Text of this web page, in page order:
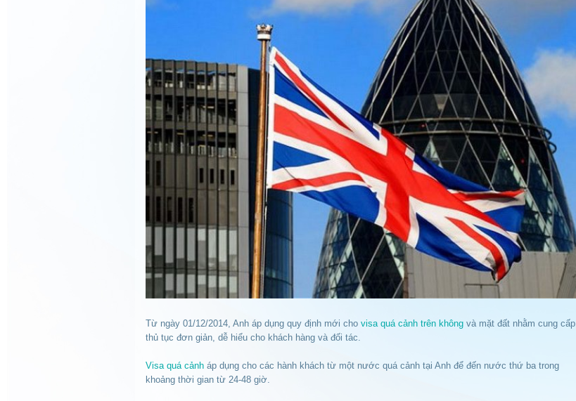
Từ ngày 01/12/2014, Anh áp dụng quy định mới cho visa quá cảnh trên không và mặt đất nhằm cung cấp
thủ tục đơn giản, dễ hiểu cho khách hàng và đối tác.
Visa quá cảnh áp dụng cho các hành khách từ một nước quá cảnh tại Anh để đến nước thứ ba trong
khoảng thời gian từ 24-48 giờ.